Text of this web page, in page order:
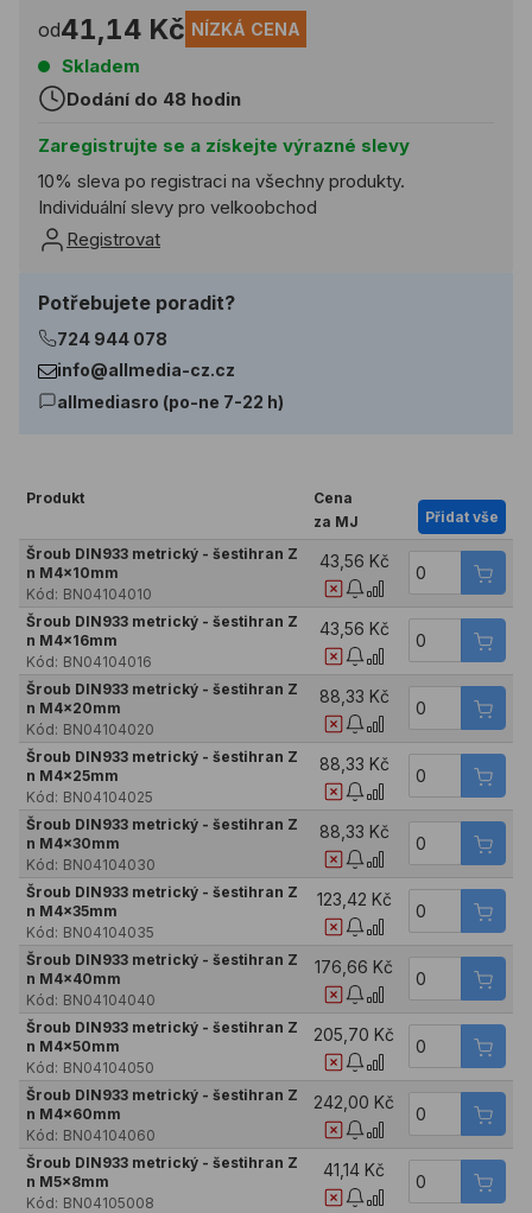
od41,14 Kč NÍZKÁ CENA
Skladem
Dodání do 48 hodin
Zaregistrujte se a získejte výrazné slevy
10% sleva po registraci na všechny produkty.
Individuální slevy pro velkoobchod
Registrovat
Potřebujete poradit?
724 944 078
info@allmedia-cz.cz
allmediasro (po-ne 7-22 h)
Produkt
Cena
za MJ
Přidat vše
Šroub DIN933 metrický - šestihran Z
n M4x10mm
Kód: BN04104010
43,56 Kč
Šroub DIN933 metrický - šestihran Z
n M4x16mm
Kód: BN04104016
43,56 Kč
Šroub DIN933 metrický - šestihran Z
n M4x20mm
Kód: BN04104020
88,33 Kč
Šroub DIN933 metrický - šestihran Z
n M4x25mm
Kód: BN04104025
88,33 Kč
Šroub DIN933 metrický - šestihran Z
n M4x30mm
Kód: BN04104030
88,33 Kč
Šroub DIN933 metrický - šestihran Z
n M4x35mm
Kód: BN04104035
123,42 Kč
Šroub DIN933 metrický - šestihran Z
n M4x40mm
Kód: BN04104040
176,66 Kč
Šroub DIN933 metrický - šestihran Z
n M4x50mm
Kód: BN04104050
205,70 Kč
Šroub DIN933 metrický - šestihran Z
n M4x60mm
Kód: BN04104060
242,00 Kč
Šroub DIN933 metrický - šestihran Z
n M5x8mm
Kód: BN04105008
41,14 Kč